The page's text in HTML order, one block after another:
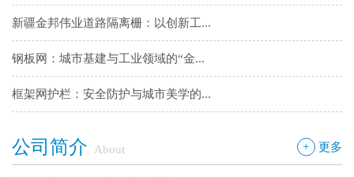
新疆金邦伟业道路隔离栅：以创新工...
钢板网：城市基建与工业领域的“金...
框架网护栏：安全防护与城市美学的...
边框护栏网：新疆金邦伟业以匠心铸...
+ 更多
公司简介 About